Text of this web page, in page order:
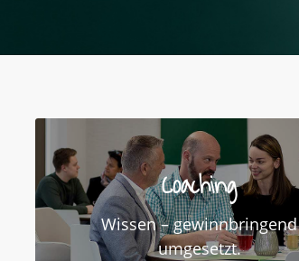
Coaching
Wissen – gewinnbringend
umgesetzt.